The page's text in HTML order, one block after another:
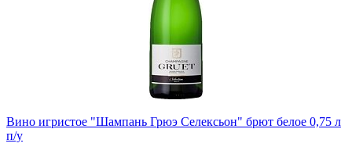
Вино игристое "Шампань Грюэ Селексьон" брют белое 0,75 л
п/у